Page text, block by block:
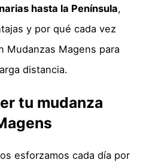
hasta la Península,
y por qué cada vez
Mudanzas Magens para
distancia.
tu mudanza
esforzamos cada día por